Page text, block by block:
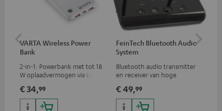
VARTA Wireless Power
Bank
2-in-1: Powerbank met tot 18
W oplaadvermogen via USB
met tot 10 W
oplaadvermogen
€ 34,99
FeinTech Bluetooth Audio
System
Bluetooth audio transmitter
en receiver van hoge
Teufel bluetooth
koptelefoons, complete
audiosystemen en soundbars
€ 49,99